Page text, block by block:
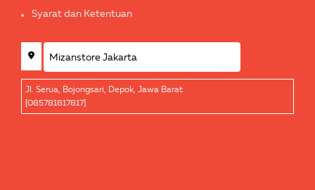
Syarat dan Ketentuan
Jl. Serua, Bojongsari, Depok, Jawa Barat.
[085781817817]